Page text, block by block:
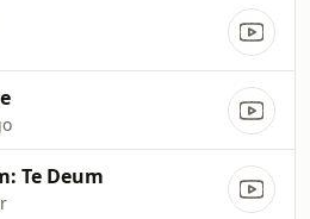
Te Deum